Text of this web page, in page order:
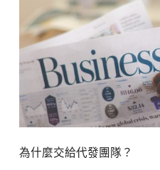
為什麼交給代發團隊？